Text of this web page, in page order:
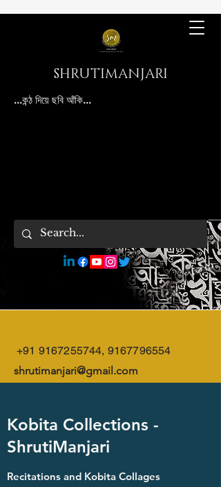
SHRUTIMANJARI
...কন্ঠ দিয়ে ছবি আঁকি...
+91 9167255744, 9167796554
shrutimanjari@gmail.com
Kobita Collections -
ShrutiManjari
Recitations and Kobita Collages